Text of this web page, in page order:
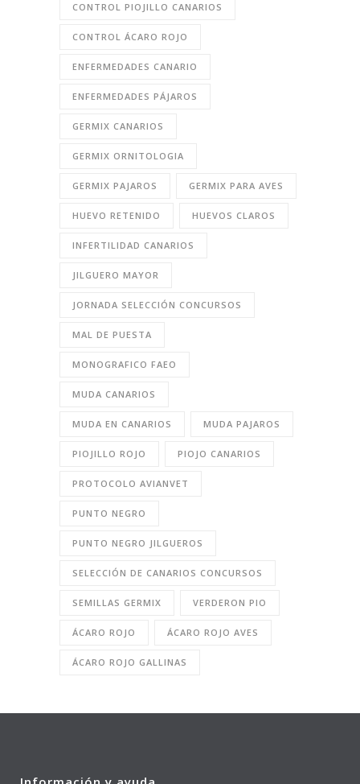
CONTROL PIOJILLO CANARIOS
CONTROL ÁCARO ROJO
ENFERMEDADES CANARIO
ENFERMEDADES PÁJAROS
GERMIX CANARIOS
GERMIX ORNITOLOGIA
GERMIX PAJAROS GERMIX PARA AVES
HUEVO RETENIDO HUEVOS CLAROS
INFERTILIDAD CANARIOS
JILGUERO MAYOR
JORNADA SELECCIÓN CONCURSOS
MAL DE PUESTA
MONOGRAFICO FAEO
MUDA CANARIOS
MUDA EN CANARIOS MUDA PAJAROS
PIOJILLO ROJO PIOJO CANARIOS
PROTOCOLO AVIANVET
PUNTO NEGRO
PUNTO NEGRO JILGUEROS
SELECCIÓN DE CANARIOS CONCURSOS
SEMILLAS GERMIX VERDERON PIO
ÁCARO ROJO ÁCARO ROJO AVES
ÁCARO ROJO GALLINAS